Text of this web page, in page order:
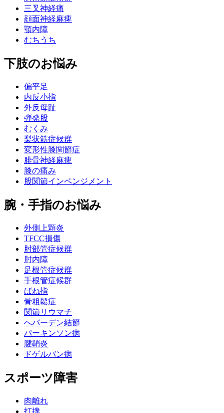
三叉神経痛
顔面神経麻痺
顎内障
むちうち
下肢のお悩み
偏平足
内反小指
外反母趾
弾発股
むくみ
梨状筋症候群
変形性膝関節症
腓骨神経麻痺
膝の痛み
股関節インペンジメント
腕・手指のお悩み
外側上顆炎
TFCC損傷
肘部管症候群
肘内障
足根管症候群
手根管症候群
ばね指
骨粗鬆症
関節リウマチ
へバーデン結節
パーキンソン病
腱鞘炎
ドゲルバン病
スポーツ障害
肉離れ
打撲